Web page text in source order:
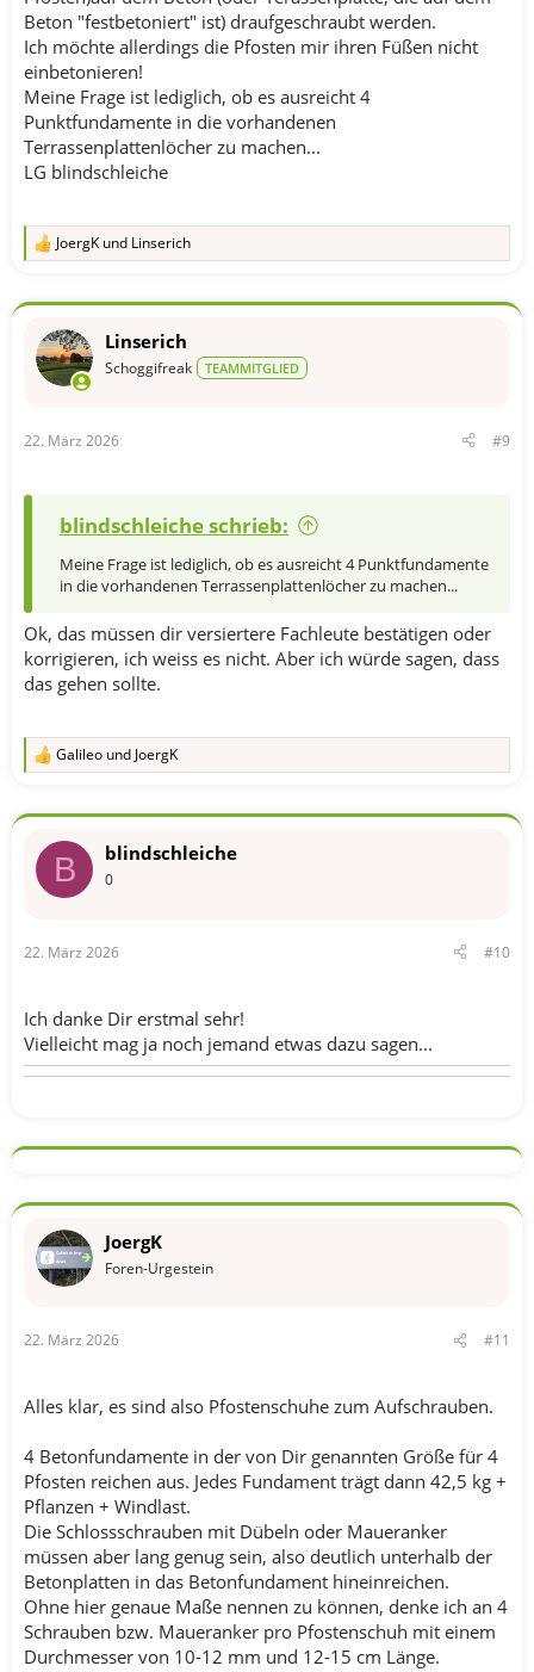
Beton "festbetoniert" ist) draufgeschraubt werden.
Ich möchte allerdings die Pfosten mir ihren Füßen nicht
einbetonieren!
Meine Frage ist lediglich, ob es ausreicht 4
Punktfundamente in die vorhandenen
Terrassenplattenlöcher zu machen...
LG blindschleiche
R
k
o
:
JoergK und Linserich
Linserich
Schoggifreak TEAMMITGLIED
22. März 2026 #9
blindschleiche schrieb:
Meine Frage ist lediglich, ob es ausreicht 4 Punktfundamente
in die vorhandenen Terrassenplattenlöcher zu machen...
Ok, das müssen dir versiertere Fachleute bestätigen oder
korrigieren, ich weiss es nicht. Aber ich würde sagen, dass
das gehen sollte.
R
k
o
:
Galileo und JoergK
B blindschleiche
0
22. März 2026 #10
Ich danke Dir erstmal sehr!
Vielleicht mag ja noch jemand etwas dazu sagen...
JoergK
Foren-Urgestein
22. März 2026 #11
Alles klar, es sind also Pfostenschuhe zum Aufschrauben.
4 Betonfundamente in der von Dir genannten Größe für 4
Pfosten reichen aus. Jedes Fundament trägt dann 42,5 kg +
Pflanzen + Windlast.
Die Schlossschrauben mit Dübeln oder Maueranker
müssen aber lang genug sein, also deutlich unterhalb der
Betonplatten in das Betonfundament hineinreichen.
Ohne hier genaue Maße nennen zu können, denke ich an 4
Schrauben bzw. Maueranker pro Pfostenschuh mit einem
Durchmesser von 10-12 mm und 12-15 cm Länge.